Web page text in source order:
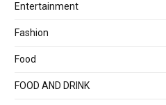
Entertainment
Fashion
Food
FOOD AND DRINK